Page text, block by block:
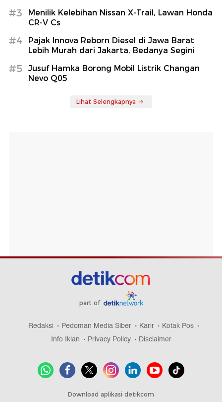
#3
Menilik Kelebihan Nissan X-Trail, Lawan Honda
CR-V Cs
#4
Pajak Innova Reborn Diesel di Jawa Barat
Lebih Murah dari Jakarta, Bedanya Segini
#5
Jusuf Hamka Borong Mobil Listrik Changan
Nevo Q05
Lihat Selengkapnya
part of
Redaksi Pedoman Media Siber Karir
Kotak Pos
Info Iklan
Privacy Policy Disclaimer
Download aplikasi detikcom